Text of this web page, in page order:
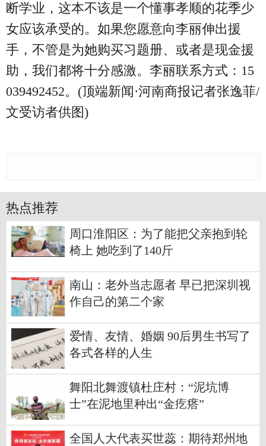
断学业，这本不该是一个懂事孝顺的花季少
女应该承受的。如果您愿意向李丽伸出援
手，不管是为她购买习题册、或者是现金援
助，我们都将十分感激。李丽联系方式：15
039492452。(顶端新闻·河南商报记者张逸菲/
文受访者供图)
热点推荐
周口淮阳区：为了能把父亲抱到轮
椅上 她吃到了140斤
南山：老外当志愿者 早已把深圳视
作自己的第二个家
爱情、友情、婚姻 90后男生书写了
各式各样的人生
舞阳北舞渡镇杜庄村：“泥坑博
士”在泥地里种出“金疙瘩”
全国人大代表买世蕊：期待郑州地